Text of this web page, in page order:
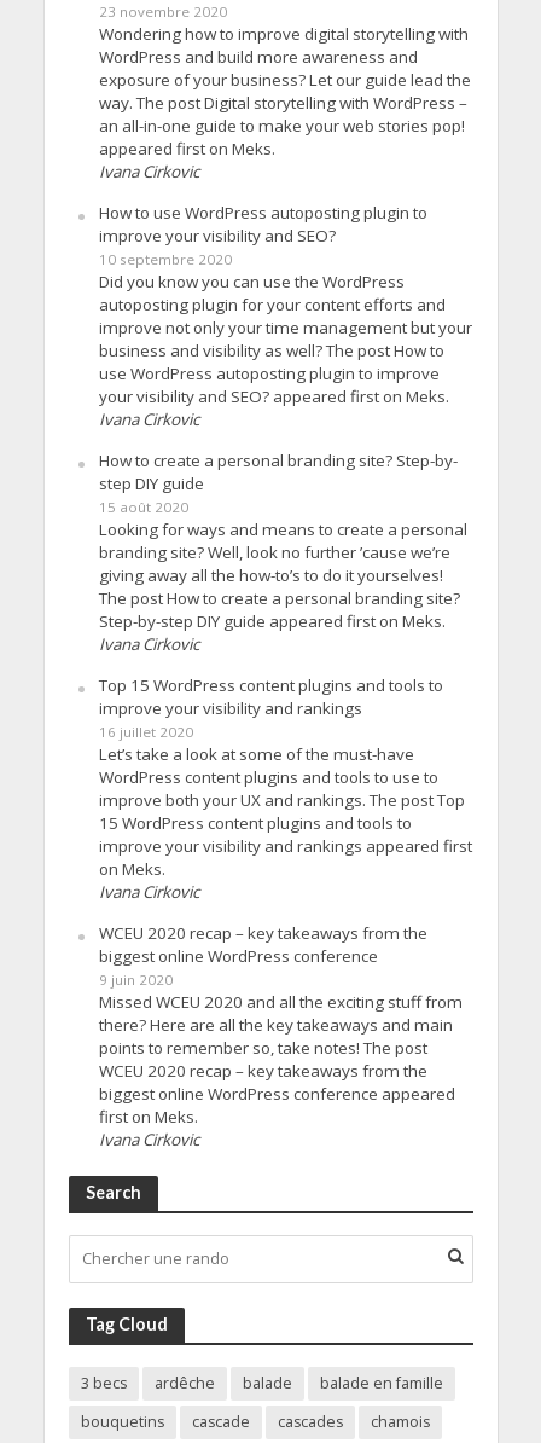
23 novembre 2020
Wondering how to improve digital storytelling with
WordPress and build more awareness and
exposure of your business? Let our guide lead the
way. The post Digital storytelling with WordPress –
an all-in-one guide to make your web stories pop!
appeared first on Meks.
Ivana Cirkovic
How to use WordPress autoposting plugin to
improve your visibility and SEO?
10 septembre 2020
Did you know you can use the WordPress
autoposting plugin for your content efforts and
improve not only your time management but your
business and visibility as well? The post How to
use WordPress autoposting plugin to improve
your visibility and SEO? appeared first on Meks.
Ivana Cirkovic
How to create a personal branding site? Step-by-
step DIY guide
15 août 2020
Looking for ways and means to create a personal
branding site? Well, look no further ’cause we’re
giving away all the how-to’s to do it yourselves!
The post How to create a personal branding site?
Step-by-step DIY guide appeared first on Meks.
Ivana Cirkovic
Top 15 WordPress content plugins and tools to
improve your visibility and rankings
16 juillet 2020
Let’s take a look at some of the must-have
WordPress content plugins and tools to use to
improve both your UX and rankings. The post Top
15 WordPress content plugins and tools to
improve your visibility and rankings appeared first
on Meks.
Ivana Cirkovic
WCEU 2020 recap – key takeaways from the
biggest online WordPress conference
9 juin 2020
Missed WCEU 2020 and all the exciting stuff from
there? Here are all the key takeaways and main
points to remember so, take notes! The post
WCEU 2020 recap – key takeaways from the
biggest online WordPress conference appeared
first on Meks.
Ivana Cirkovic
Search
Tag Cloud
3 becs ardêche balade
balade en famille
bouquetins
cascade cascades
chamois